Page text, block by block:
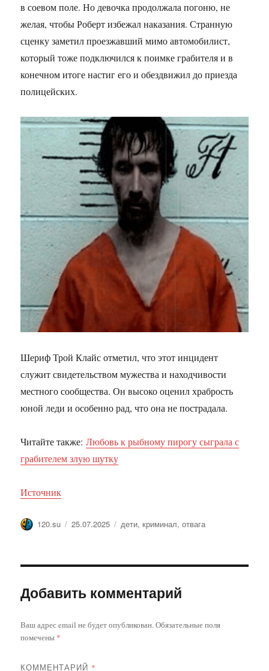
в соевом поле. Но девочка продолжала погоню, не
желая, чтобы Роберт избежал наказания. Странную
сценку заметил проезжавший мимо автомобилист,
который тоже подключился к поимке грабителя и в
конечном итоге настиг его и обездвижил до приезда
полицейских.
Шериф Трой Клайс отметил, что этот инцидент
служит свидетельством мужества и находчивости
местного сообщества. Он высоко оценил храбрость
юной леди и особенно рад, что она не пострадала.
Читайте также:Любовь к рыбному пирогу сыграла с
грабителем злую шутку
Источник
Автор
120.su Опубликовано
25.07.2025 Метки
дети, криминал,отвага
Добавить комментарий
Ваш адрес email не будет опубликован.Обязательные поля
помечены *
КОММЕНТАРИЙ *